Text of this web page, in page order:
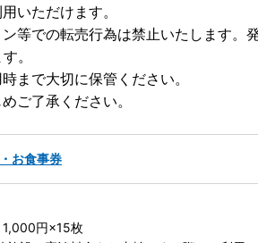
いただけます。
等での転売行為は禁止いたします。
。
まで大切に保管ください。
ご了承ください。
お食事券
1,000円×15枚